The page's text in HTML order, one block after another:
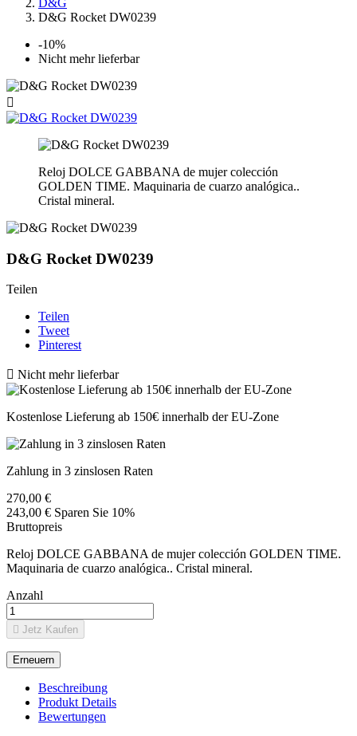
D&G
D&G Rocket DW0239
-10%
Nicht mehr lieferbar

Reloj DOLCE GABBANA de mujer colección
GOLDEN TIME. Maquinaria de cuarzo analógica..
Cristal mineral.
D&G Rocket DW0239
Teilen
Teilen
Tweet
Pinterest
 Nicht mehr lieferbar
Kostenlose Lieferung ab 150€ innerhalb der EU-Zone
Zahlung in 3 zinslosen Raten
270,00 €
243,00 € Sparen Sie 10%
Bruttopreis
Reloj DOLCE GABBANA de mujer colección GOLDEN TIME.
Maquinaria de cuarzo analógica.. Cristal mineral.
Anzahl
 Jetz Kaufen
Beschreibung
Produkt Details
Bewertungen